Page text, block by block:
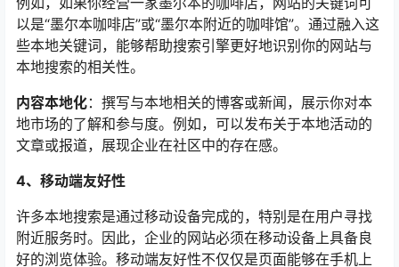
以是“墨尔本咖啡店”或“墨尔本附近的咖啡馆”。通过融入这
些本地关键词，能够帮助搜索引擎更好地识别你的网站与
本地搜索的相关性。
内容本地化：撰写与本地相关的博客或新闻，展示你对本
地市场的了解和参与度。例如，可以发布关于本地活动的
文章或报道，展现企业在社区中的存在感。
4、移动端友好性
许多本地搜索是通过移动设备完成的，特别是在用户寻找
附近服务时。因此，企业的网站必须在移动设备上具备良
好的浏览体验。移动端友好性不仅仅是页面能够在手机上